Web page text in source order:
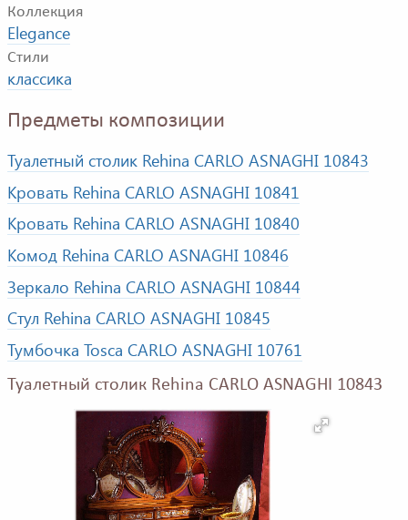
Коллекция
Elegance
Стили
классика
Предметы композиции
Туалетный столик Rehina CARLO ASNAGHI 10843
Кровать Rehina CARLO ASNAGHI 10841
Кровать Rehina CARLO ASNAGHI 10840
Комод Rehina CARLO ASNAGHI 10846
Зеркало Rehina CARLO ASNAGHI 10844
Стул Rehina CARLO ASNAGHI 10845
Тумбочка Tosca CARLO ASNAGHI 10761
Туалетный столик Rehina CARLO ASNAGHI 10843